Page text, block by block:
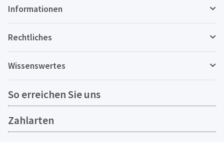
Informationen
Rechtliches
Wissenswertes
So erreichen Sie uns
Zahlarten